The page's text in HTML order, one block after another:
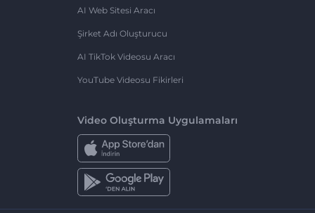
AI Web Sitesi Aracı
Şirket Adı Oluşturucu
AI TikTok Videosu Aracı
YouTube Videosu Fikirleri
Video Oluşturma Uygulamaları